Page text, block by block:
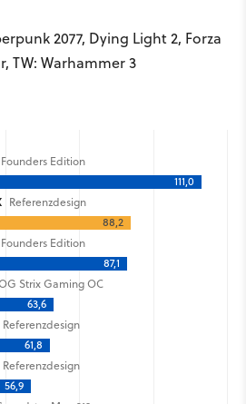
2077, Dying Light 2, Forza
TW: Warhammer 3
Founders Edition
111,0
Referenzdesign
88,2
Founders Edition
87,1
Strix Gaming OC
63,6
Referenzdesign
61,8
Referenzdesign
56,9